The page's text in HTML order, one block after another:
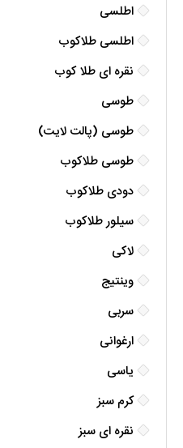
اطلسی
اطلسی طلاکوب
نقره ای طلا کوب
طوسی
طوسی (پالت لایت)
طوسی طلاکوب
دودی طلاکوب
سیلور طلاکوب
لاکی
وینتیج
سربی
ارغوانی
یاسی
کرم سبز
نقره ای سبز